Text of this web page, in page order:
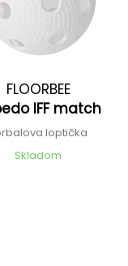
FLOORBEE
IFF match
loptička
Skladom